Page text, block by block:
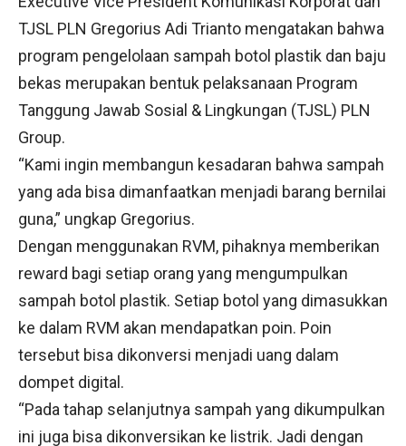
TJSL PLN Gregorius Adi Trianto mengatakan bahwa
program pengelolaan sampah botol plastik dan baju
bekas merupakan bentuk pelaksanaan Program
Tanggung Jawab Sosial & Lingkungan (TJSL) PLN
Group.
“Kami ingin membangun kesadaran bahwa sampah
yang ada bisa dimanfaatkan menjadi barang bernilai
guna,” ungkap Gregorius.
Dengan menggunakan RVM, pihaknya memberikan
reward bagi setiap orang yang mengumpulkan
sampah botol plastik. Setiap botol yang dimasukkan
ke dalam RVM akan mendapatkan poin. Poin
tersebut bisa dikonversi menjadi uang dalam
dompet digital.
“Pada tahap selanjutnya sampah yang dikumpulkan
ini juga bisa dikonversikan ke listrik. Jadi dengan